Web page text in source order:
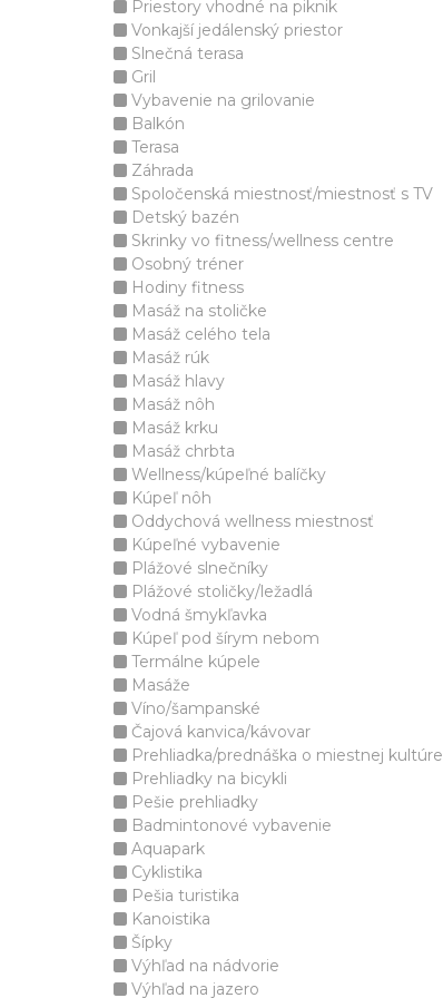
Priestory vhodné na piknik
Vonkajší jedálenský priestor
Slnečná terasa
Gril
Vybavenie na grilovanie
Balkón
Terasa
Záhrada
Spoločenská miestnosť/miestnosť s TV
Detský bazén
Skrinky vo fitness/wellness centre
Osobný tréner
Hodiny fitness
Masáž na stoličke
Masáž celého tela
Masáž rúk
Masáž hlavy
Masáž nôh
Masáž krku
Masáž chrbta
Wellness/kúpeľné balíčky
Kúpeľ nôh
Oddychová wellness miestnosť
Kúpeľné vybavenie
Plážové slnečníky
Plážové stoličky/ležadlá
Vodná šmykľavka
Kúpeľ pod šírym nebom
Termálne kúpele
Masáže
Víno/šampanské
Čajová kanvica/kávovar
Prehliadka/prednáška o miestnej kultúre
Prehliadky na bicykli
Pešie prehliadky
Badmintonové vybavenie
Aquapark
Cyklistika
Pešia turistika
Kanoistika
Šípky
Výhľad na nádvorie
Výhľad na jazero